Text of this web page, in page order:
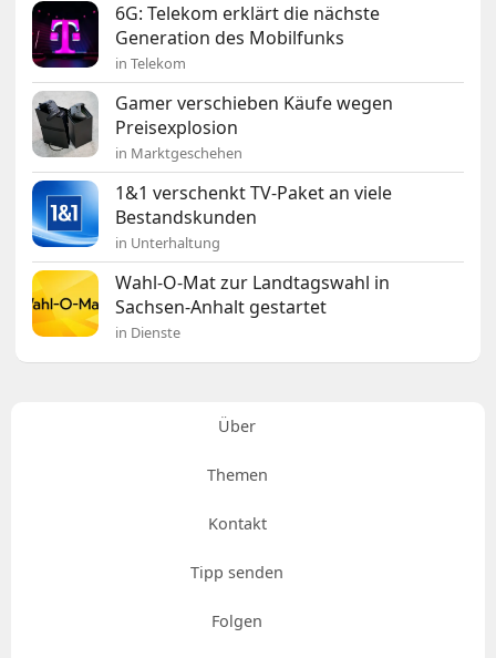
6G: Telekom erklärt die nächste
Generation des Mobilfunks
in Telekom
Gamer verschieben Käufe wegen
Preisexplosion
in Marktgeschehen
1&1 verschenkt TV-Paket an viele
Bestandskunden
in Unterhaltung
Wahl-O-Mat zur Landtagswahl in
Sachsen-Anhalt gestartet
in Dienste
Über
Themen
Kontakt
Tipp senden
Folgen